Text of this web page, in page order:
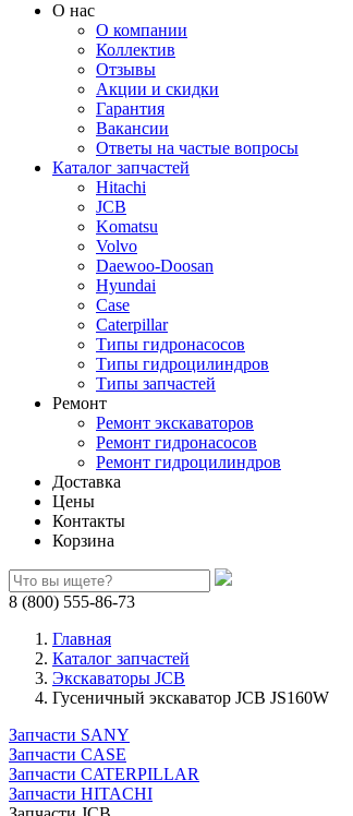
О нас
О компании
Коллектив
Отзывы
Акции и скидки
Гарантия
Вакансии
Ответы на частые вопросы
Каталог запчастей
Hitachi
JCB
Komatsu
Volvo
Daewoo-Doosan
Hyundai
Case
Caterpillar
Типы гидронасосов
Типы гидроцилиндров
Типы запчастей
Ремонт
Ремонт экскаваторов
Ремонт гидронасосов
Ремонт гидроцилиндров
Доставка
Цены
Контакты
Корзина
8 (800) 555-86-73
Главная
Каталог запчастей
Экскаваторы JCB
Гусеничный экскаватор JCB JS160W
Запчасти SANY
Запчасти CASE
Запчасти CATERPILLAR
Запчасти HITACHI